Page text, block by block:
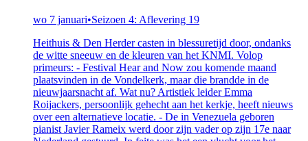
wo 7 januari•Seizoen 4: Aflevering 19
Heithuis & Den Herder casten in blessuretijd door, ondanks
de witte sneeuw en de kleuren van het KNMI. Volop
primeurs: - Festival Hear and Now zou komende maand
plaatsvinden in de Vondelkerk, maar die brandde in de
nieuwjaarsnacht af. Wat nu? Artistiek leider Emma
Roijackers, persoonlijk gehecht aan het kerkje, heeft nieuws
over een alternatieve locatie. - De in Venezuela geboren
pianist Javier Rameix werd door zijn vader op zijn 17e naar